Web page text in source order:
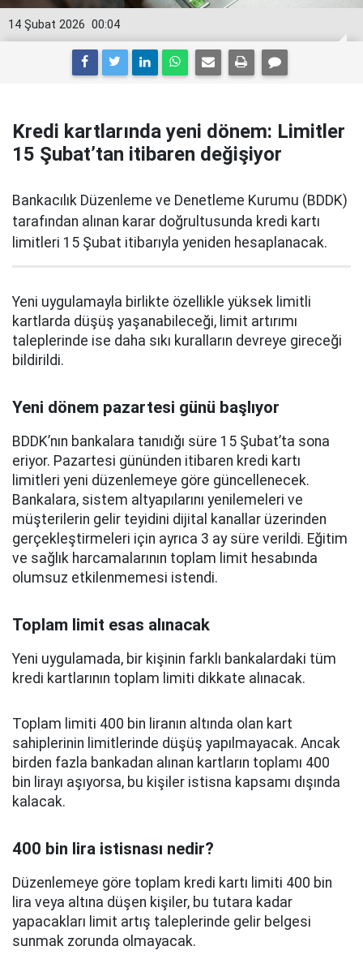
00:04
14 Şubat 2026
Kredi kartlarında yeni dönem: Limitler
15 Şubat’tan itibaren değişiyor
Bankacılık Düzenleme ve Denetleme Kurumu (BDDK)
tarafından alınan karar doğrultusunda kredi kartı
limitleri 15 Şubat itibarıyla yeniden hesaplanacak.
Yeni uygulamayla birlikte özellikle yüksek limitli
kartlarda düşüş yaşanabileceği, limit artırımı
taleplerinde ise daha sıkı kuralların devreye gireceği
bildirildi.
Yeni dönem pazartesi günü başlıyor
BDDK’nın bankalara tanıdığı süre 15 Şubat’ta sona
eriyor. Pazartesi gününden itibaren kredi kartı
limitleri yeni düzenlemeye göre güncellenecek.
Bankalara, sistem altyapılarını yenilemeleri ve
müşterilerin gelir teyidini dijital kanallar üzerinden
gerçekleştirmeleri için ayrıca 3 ay süre verildi. Eğitim
ve sağlık harcamalarının toplam limit hesabında
olumsuz etkilenmemesi istendi.
Toplam limit esas alınacak
Yeni uygulamada, bir kişinin farklı bankalardaki tüm
kredi kartlarının toplam limiti dikkate alınacak.
Toplam limiti 400 bin liranın altında olan kart
sahiplerinin limitlerinde düşüş yapılmayacak. Ancak
birden fazla bankadan alınan kartların toplamı 400
bin lirayı aşıyorsa, bu kişiler istisna kapsamı dışında
kalacak.
400 bin lira istisnası nedir?
Düzenlemeye göre toplam kredi kartı limiti 400 bin
lira veya altına düşen kişiler, bu tutara kadar
yapacakları limit artış taleplerinde gelir belgesi
sunmak zorunda olmayacak.